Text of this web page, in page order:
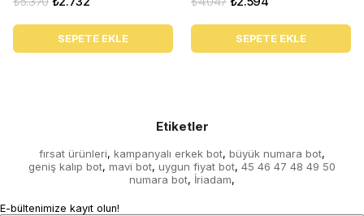
SEPETE EKLE SEPETE EKLE
Etiketler
fırsat ürünleri, kampanyalı erkek bot, büyük numara bot,
geniş kalıp bot, mavi bot, uygun fiyat bot, 45 46 47 48 49 50
numara bot, İriadam,
E-bültenimize kayıt olun!